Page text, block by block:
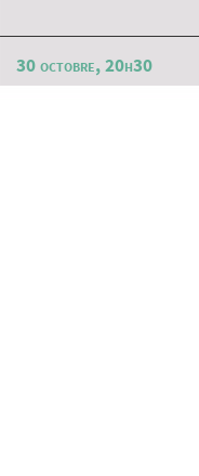
30 octobre, 20h30